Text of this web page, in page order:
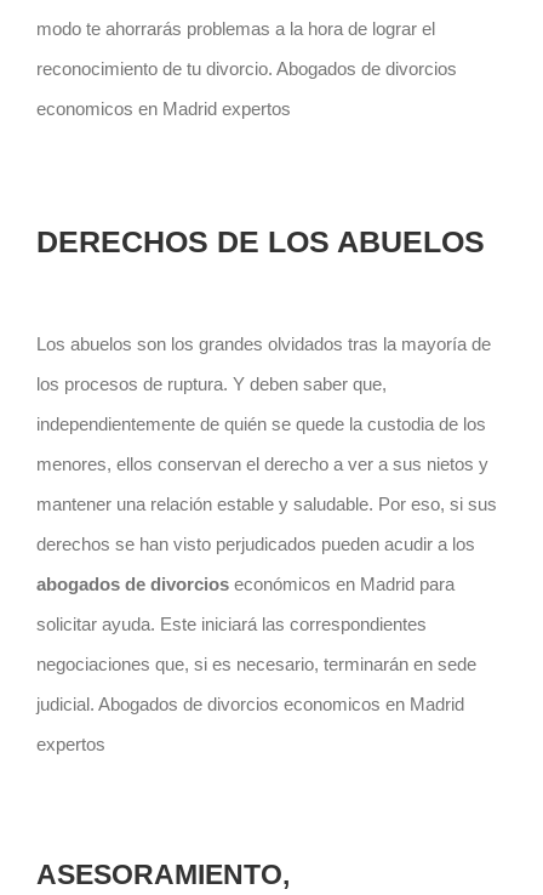
modo te ahorrarás problemas a la hora de lograr el
reconocimiento de tu divorcio. Abogados de divorcios
economicos en Madrid expertos
DERECHOS DE LOS ABUELOS
Los abuelos son los grandes olvidados tras la mayoría de
los procesos de ruptura. Y deben saber que,
independientemente de quién se quede la custodia de los
menores, ellos conservan el derecho a ver a sus nietos y
mantener una relación estable y saludable. Por eso, si sus
derechos se han visto perjudicados pueden acudir a los
abogados de divorcioseconómicos en Madrid para
solicitar ayuda. Este iniciará las correspondientes
negociaciones que, si es necesario, terminarán en sede
judicial. Abogados de divorcios economicos en Madrid
expertos
ASESORAMIENTO,